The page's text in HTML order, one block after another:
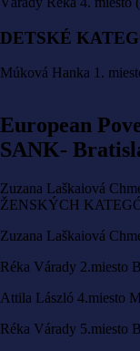
DETSKÉ
Múková Hanka 1.
European
SANK-
Zuzana Laškaiová
ŽENSKÝCH
Zuzana Laškaiová
Réka Várady 2.miesto
Attila László 4.miesto
Réka Várady 5.miesto